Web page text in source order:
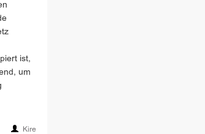
ist,
um
Kire